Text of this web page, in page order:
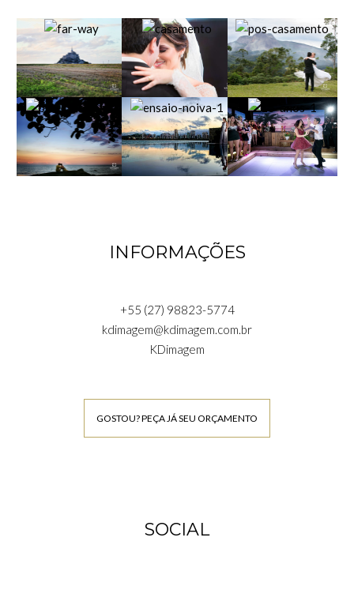
INFORMAÇÕES
+55 (27) 98823-5774
kdimagem@kdimagem.com.br
KDimagem
GOSTOU? PEÇA JÁ SEU ORÇAMENTO
SOCIAL